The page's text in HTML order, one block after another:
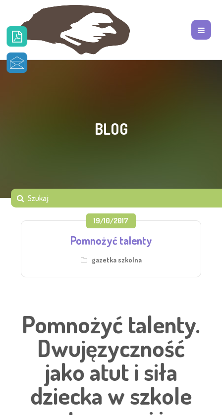
BLOG
19/10/2017
Pomnożyć talenty
gazetka szkolna
Pomnożyć talenty.
Dwujęzyczność
jako atut i siła
dziecka w szkole